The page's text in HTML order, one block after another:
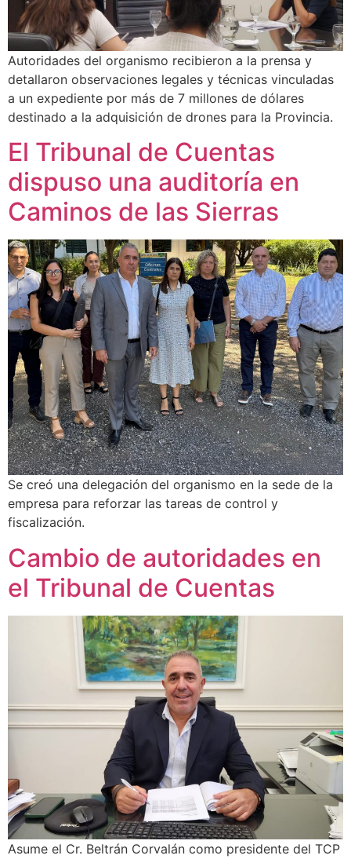
Autoridades del organismo recibieron a la prensa y
detallaron observaciones legales y técnicas vinculadas
a un expediente por más de 7 millones de dólares
destinado a la adquisición de drones para la Provincia.
El Tribunal de Cuentas
dispuso una auditoría en
Caminos de las Sierras
Se creó una delegación del organismo en la sede de la
empresa para reforzar las tareas de control y
fiscalización.
Cambio de autoridades en
el Tribunal de Cuentas
Asume el Cr. Beltrán Corvalán como presidente del TCP